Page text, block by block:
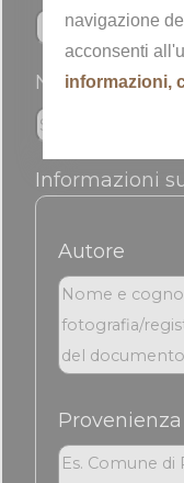
Nickname
Informazioni
Autore
Provenienza
navigazione
acconsenti
informazioni,